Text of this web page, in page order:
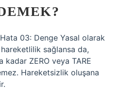
03: Denge Yasal olarak
sağlansa da,
kadar ZERO veya TARE
Hareketsizlik oluşana